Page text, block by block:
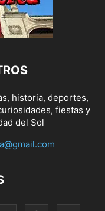
historia, deportes,
fiestas y
del Sol